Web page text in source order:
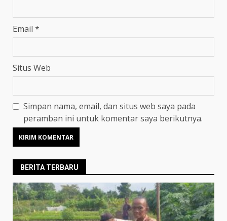
Email *
Situs Web
Simpan nama, email, dan situs web saya pada
peramban ini untuk komentar saya berikutnya.
BERITA TERBARU